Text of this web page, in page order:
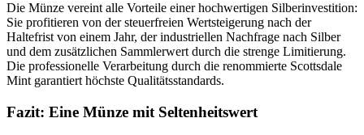
Die Münze vereint alle Vorteile einer hochwertigen Silberinvestition:
Sie profitieren von der steuerfreien Wertsteigerung nach der
Haltefrist von einem Jahr, der industriellen Nachfrage nach Silber
und dem zusätzlichen Sammlerwert durch die strenge Limitierung.
Die professionelle Verarbeitung durch die renommierte Scottsdale
Mint garantiert höchste Qualitätsstandards.
Fazit: Eine Münze mit Seltenheitswert